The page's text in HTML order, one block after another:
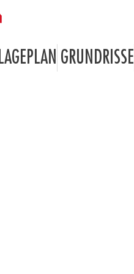
LAGEPLAN GRUNDRISSE